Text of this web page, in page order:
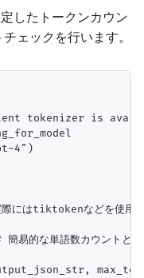
したトークンカウン
ェックを行います。
tokenizer is
4")
にはtiktokenなどを使用
的な単語数カウントとし